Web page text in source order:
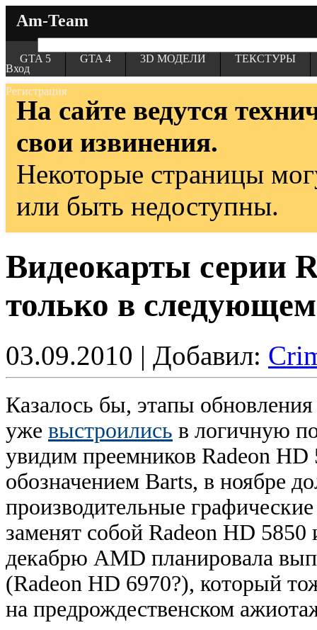
Am-Team
Вход
Регистрация
GTA 5 GTA 4 3D МОДЕЛИ ТЕКСТУРЫ
На сайте ведутся
свои извинения.
Некоторые страницы
или быть недоступны.
Видеокарты серии
только в
03.09.2010 | Добавил:
Казалось бы, этапы
уже выстроились в логичную
увидим преемников Radeon
обозначением Barts, в ноябре
производительные
заменят собой Radeon HD
декабрю AMD планировала
(Radeon HD 6970?), который
на предрождественском